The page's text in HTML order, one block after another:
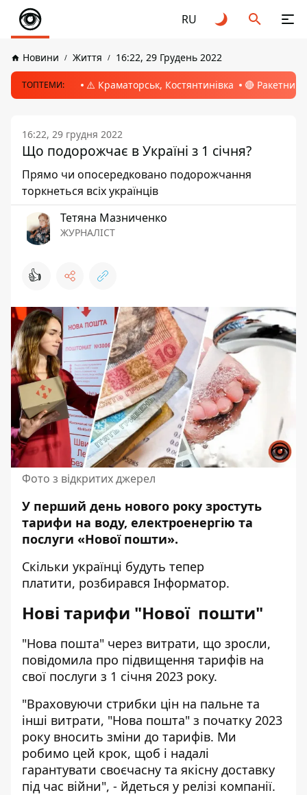
RU
Новини Життя 16:22, 29 Грудень 2022
ТОПТЕМИ: ⚠️ Краматорськ, Костянтинівка 🔴 Ракетний
16:22, 29 грудня 2022
Що подорожчає в Україні з 1 січня?
Прямо чи опосередковано подорожчання
торкнеться всіх українців
Тетяна Мазниченко
ЖУРНАЛІСТ
👍
Фото з відкритих джерел
У перший день нового року зростуть
тарифи на воду, електроенергію та
послуги «Нової пошти».
Скільки українці будуть тепер
платити, розбирався Інформатор.
Нові тарифи "Нової пошти"
"Нова пошта" через витрати, що зросли,
повідомила про підвищення тарифів на
свої послуги з 1 січня 2023 року.
"Враховуючи стрибки цін на пальне та
інші витрати, "Нова пошта" з початку 2023
року вносить зміни до тарифів. Ми
робимо цей крок, щоб і надалі
гарантувати своєчасну та якісну доставку
під час війни", - йдеться у релізі компанії.